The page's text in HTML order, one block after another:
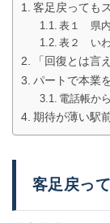
客足戻っても
表１ 県内
表２ いわ
「回復とは言
パートで本業
電話帳か
期待が薄い駅
客足戻っ